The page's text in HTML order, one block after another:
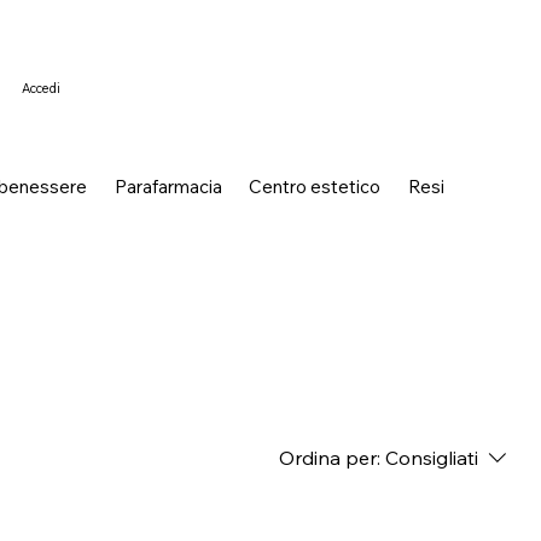
Parafarmacia Centro estetico Resi
Accedi
Ordina per: Consigliati